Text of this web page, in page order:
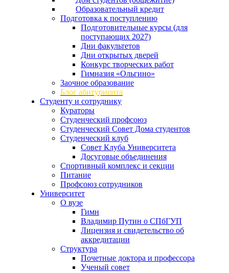
Образовательный кредит
Подготовка к поступлению
Подготовительные курсы (для
поступающих 2027)
Дни факультетов
Дни открытых дверей
Конкурс творческих работ
Гимназия «Ольгино»
Заочное образование
Блог абитуриента
Студенту и сотруднику
Кураторы
Студенческий профсоюз
Студенческий Совет Дома студентов
Студенческий клуб
Совет Клуба Университета
Досуговые объединения
Спортивный комплекс и секции
Питание
Профсоюз сотрудников
Университет
О вузе
Гимн
Владимир Путин о СПбГУП
Лицензия и свидетельство об
аккредитации
Структура
Почетные доктора и профессора
Ученый совет